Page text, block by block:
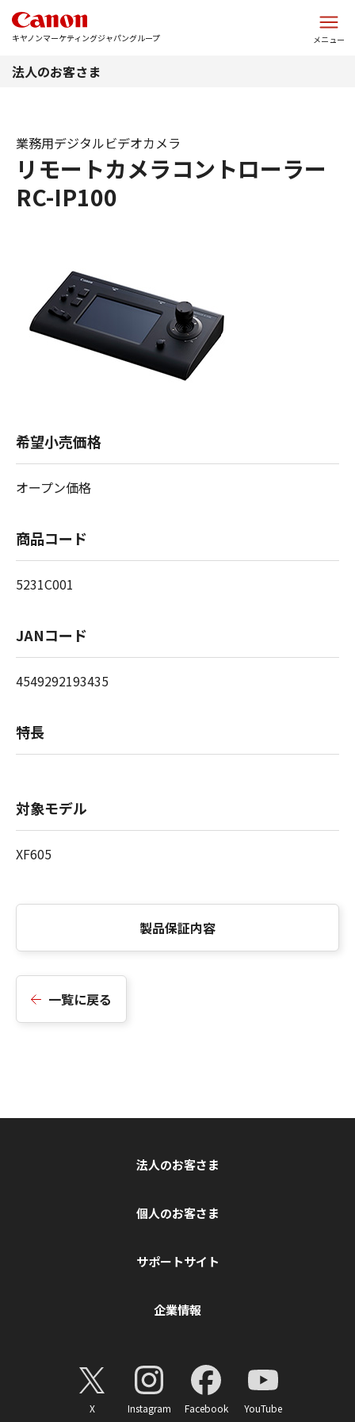
キヤノンマーケティングジャパングループ メニュー
法人のお客さま
リモートカメラコントローラー
RC-IP100
業務用デジタルビデオカメラ
希望小売価格
オープン価格
商品コード
5231C001
JANコード
4549292193435
特長
対象モデル
XF605
製品保証内容
一覧に戻る
法人のお客さま
個人のお客さま
サポートサイト
企業情報
X Instagram Facebook YouTube